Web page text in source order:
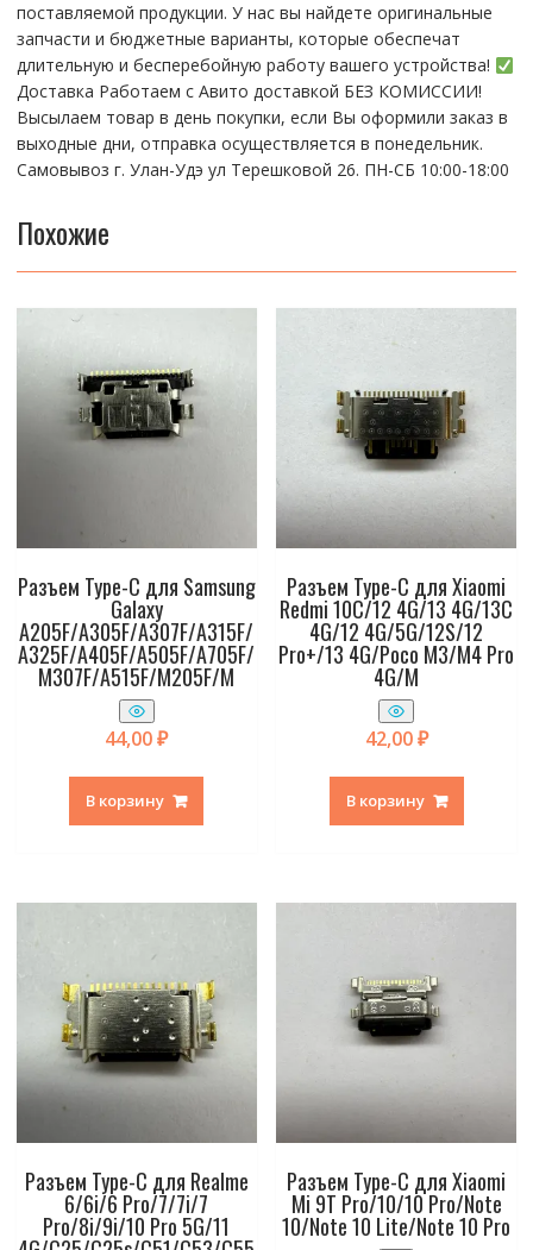
поставляемой продукции. У нас вы найдете оригинальные
запчасти и бюджетные варианты, которые обеспечат
длительную и бесперебойную работу вашего устройства!
Доставка Работаем с Авито доставкой БЕЗ КОМИССИИ!
Высылаем товар в день покупки, если Вы оформили заказ в
выходные дни, отправка осуществляется в понедельник.
Самовывоз г. Улан-Удэ ул Терешковой 26. ПН-СБ 10:00-18:00
Похожие
Разъем Type-C для Samsung
Galaxy
A205F/A305F/A307F/A315F/
A325F/A405F/A505F/A705F/
M307F/A515F/M205F/M
44,00₽
В корзину
Разъем Type-C для Xiaomi
Redmi 10C/12 4G/13 4G/13C
4G/12 4G/5G/12S/12
Pro+/13 4G/Poco M3/M4 Pro
4G/M
42,00₽
В корзину
Разъем Type-C для Realme
6/6i/6 Pro/7/7i/7
Pro/8i/9i/10 Pro 5G/11
Разъем Type-C для Xiaomi
Mi 9T Pro/10/10 Pro/Note
10/Note 10 Lite/Note 10 Pro